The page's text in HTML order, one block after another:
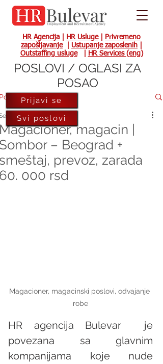
HR Agencija HR Usluge|
Privremeno
zapošljavanje| Ustupanje zaposlenih
Outstaffing usluge| HR Services (eng)
magacin |
– Beograd +
prevoz, zarada
000 rsd
3, 2022
Magacioner, magacinski poslovi, odvajanje
robe
HR agencija Bulevar  je
povezana sa glavnim
kompanijama koje nude
Prijavi se
Svi poslovi
POSLOVI / OGLASI ZA
POSAO